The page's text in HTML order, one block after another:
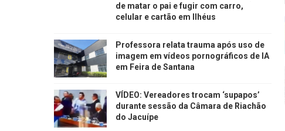
de matar o pai e fugir com carro,
celular e cartão em Ilhéus
Professora relata trauma após uso de
imagem em vídeos pornográficos de IA
em Feira de Santana
VÍDEO: Vereadores trocam ‘supapos’
durante sessão da Câmara de Riachão
do Jacuípe